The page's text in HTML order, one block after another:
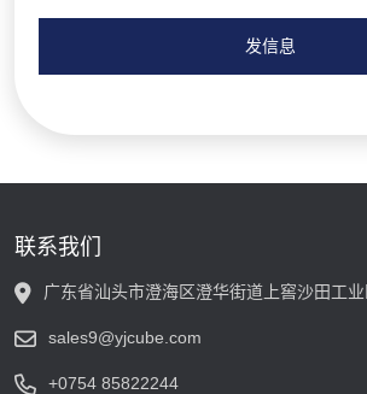
发信息
联系我们
广东省汕头市澄海区澄华街道上窖沙田工
sales9@yjcube.com
+0754 85822244